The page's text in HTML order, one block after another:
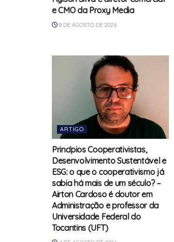
e CMO da Proxy Media
8 DE AGOSTO DE 2026
ARTIGO
Princípios Cooperativistas,
Desenvolvimento Sustentável e
ESG: o que o cooperativismo já
sabia há mais de um século? –
Airton Cardoso é doutor em
Administração e professor da
Universidade Federal do
Tocantins (UFT)